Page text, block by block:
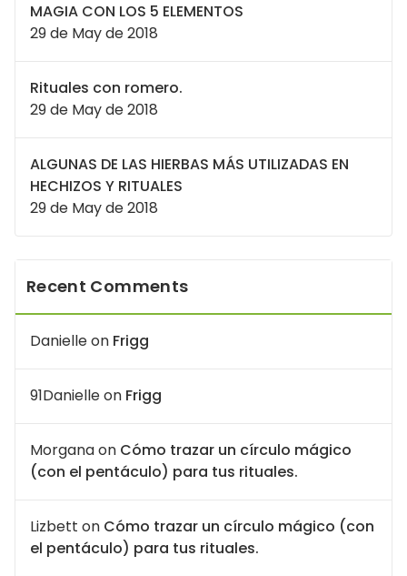
MAGIA CON LOS 5 ELEMENTOS
29 de May de 2018
Rituales con romero.
29 de May de 2018
ALGUNAS DE LAS HIERBAS MÁS UTILIZADAS EN
HECHIZOS Y RITUALES
29 de May de 2018
Recent Comments
Danielleon Frigg
91Danielleon Frigg
Morganaon Cómo trazar un círculo mágico
(con el pentáculo) para tus rituales.
Lizbett on Cómo trazar un círculo mágico (con
el pentáculo) para tus rituales.